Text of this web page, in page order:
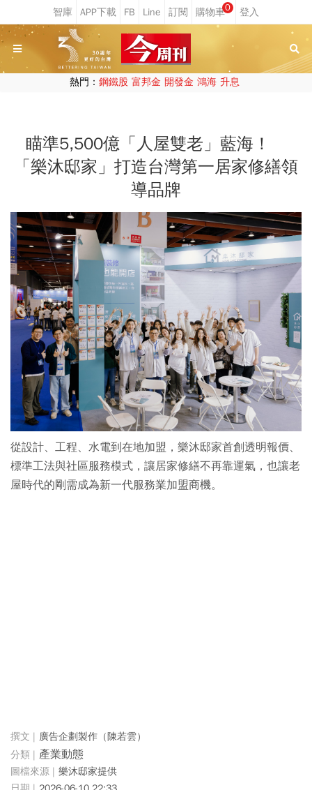
0
熱門： 鋼鐵股 富邦金 開發金 鴻海 升息
瞄準5,500億「人屋雙老」藍海！
「樂沐邸家」打造台灣第一居家修繕領
導品牌
從設計、工程、水電到在地加盟，樂沐邸家首創透明報價、
標準工法與社區服務模式，讓居家修繕不再靠運氣，也讓老
屋時代的剛需成為新一代服務業加盟商機。
廣告企劃製作（陳若雲）
產業動態
樂沐邸家提供